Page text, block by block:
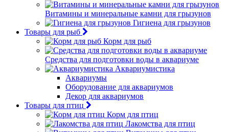
Витамины и минеральные камни для грызунов
Гигиена для грызунов
Товары для рыб
Корм для рыб
Средства для подготовки воды в аквариуме
Аквариумистика
Аквариумы
Оборудование для аквариумов
Декор для аквариумов
Товары для птиц
Корм для птиц
Лакомства для птиц